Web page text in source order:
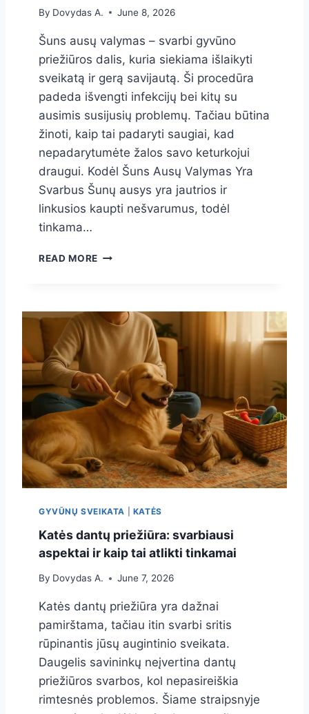
R
I
U
S
I
E
N
K
L
I
I
R
E
P
T
I
S
E
T
E
R
N
A
Ą
By Dovydas A. June 8, 2026
Šuns ausų valymas – svarbi gyvūno
priežiūros dalis, kuria siekiama išlaikyti
sveikatą ir gerą savijautą. Ši procedūra
padeda išvengti infekcijų bei kitų su
ausimis susijusių problemų. Tačiau būtina
žinoti, kaip tai padaryti saugiai, kad
nepadarytumėte žalos savo keturkojui
draugui. Kodėl Šuns Ausų Valymas Yra
Svarbus Šunų ausys yra jautrios ir
linkusios kaupti nešvarumus, todėl
tinkama…
READ MORE
A
U
S
U
N
S
S
Ų
V
A
Y
M
G
I
A
:
K
A
T
GYVŪNŲ SVEIKATA KATĖS
Katės dantų priežiūra: svarbiausi
aspektai ir kaip tai atlikti tinkamai
By Dovydas A. June 7, 2026
Katės dantų priežiūra yra dažnai
pamirštama, tačiau itin svarbi sritis
rūpinantis jūsų augintinio sveikata.
Daugelis savininkų neįvertina dantų
priežiūros svarbos, kol nepasireiškia
rimtesnės problemos. Šiame straipsnyje